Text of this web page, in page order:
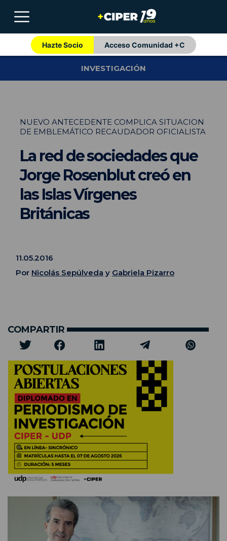
Hazte Socio Acceso Comunidad +C
INVESTIGACIÓN
NUEVO ANTECEDENTE COMPLICA SITUACION
DE EMBLEMÁTICO RECAUDADOR OFICIALISTA
La red de sociedades que
Jorge Rosenblut creó en
las Islas Vírgenes
Británicas
11.05.2016
Por Nicolás Sepúlveda y Gabriela Pizarro
COMPARTIR